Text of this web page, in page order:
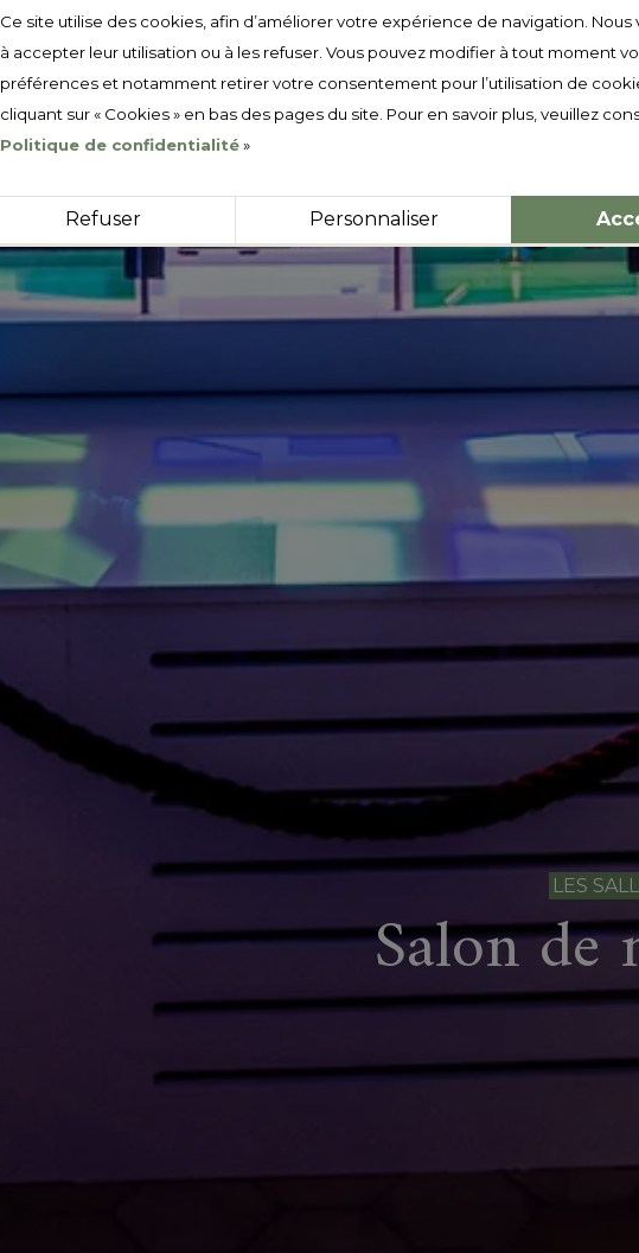
LES
Salon de
Ce site utilise des cookies, afin d’améliorer votre expérience de navigation. Nous
à accepter leur utilisation ou à les refuser. Vous pouvez modifier à tout moment
préférences et notamment retirer votre consentement pour l’utilisation de
cliquant sur « Cookies » en bas des pages du site. Pour en savoir plus, veuillez
Politique de confidentialité»
Refuser Personnaliser